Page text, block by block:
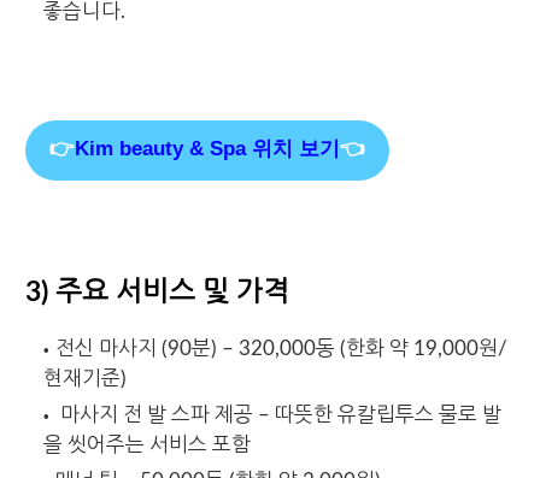
좋습니다.
👉Kim beauty & Spa 위치 보기 👈
3) 주요 서비스 및 가격
전신 마사지 (90분) – 320,000동 (한화 약 19,000원/
현재기준)
마사지 전 발 스파 제공 – 따뜻한 유칼립투스 물로 발
을 씻어주는 서비스 포함